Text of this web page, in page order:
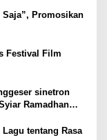
Promosikan
Festival Film
sinetron
tentang Rasa